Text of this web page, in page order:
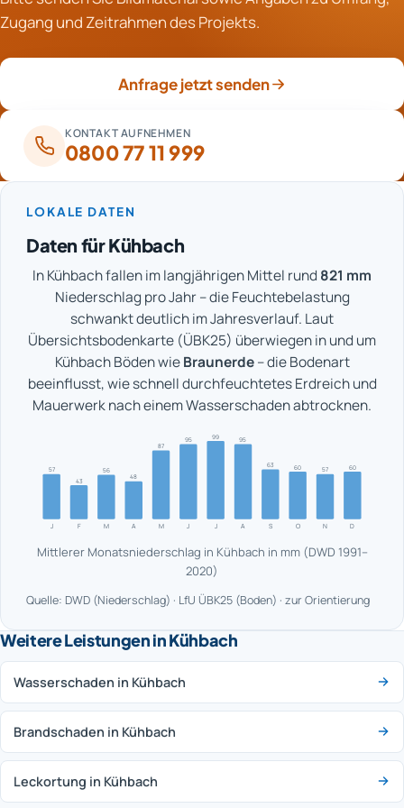
die die Feuchteabgabe bremst. Die Entfeuchter
entziehen danach die Feuchtigkeit aus der Luft. Erst
Trocknung effizient.
Zugang und Zeitrahmen des Projekts.
Anfrage jetzt senden
KONTAKT AUFNEHMEN
0800 77 11 999
LOKALE DATEN
Daten für Kühbach
In Kühbach fallen im langjährigen Mittel rund 821 mm
Niederschlag pro Jahr – die Feuchtebelastung
schwankt deutlich im Jahresverlauf. Laut
Übersichtsbodenkarte (ÜBK25) überwiegen in und um
Kühbach Böden wieBraunerde– die Bodenart
beeinflusst, wie schnell durchfeuchtetes Erdreich und
Mauerwerk nach einem Wasserschaden abtrocknen.
J
57
F
43
M
56
A
48
M
87
J
95
J
99
A
95
S
63
O
60
N
57
D
60
Mittlerer Monatsniederschlag in Kühbach in mm (DWD 1991–
2020)
Quelle: DWD (Niederschlag) · LfU ÜBK25 (Boden) · zur Orientierung
Weitere Leistungen in Kühbach
Wasserschaden in Kühbach
Brandschaden in Kühbach
Leckortung in Kühbach